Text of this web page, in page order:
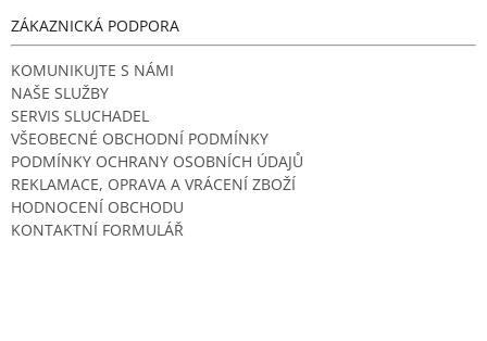
ZÁKAZNICKÁ PODPORA
KOMUNIKUJTE S NÁMI
NAŠE SLUŽBY
SERVIS SLUCHADEL
VŠEOBECNÉ OBCHODNÍ PODMÍNKY
PODMÍNKY OCHRANY OSOBNÍCH ÚDAJŮ
REKLAMACE, OPRAVA A VRÁCENÍ ZBOŽÍ
HODNOCENÍ OBCHODU
KONTAKTNÍ FORMULÁŘ